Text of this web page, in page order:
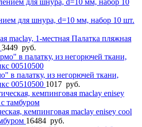
для шнура, d=10 мм, набор 10 шт.
Палатка пляжная
3449 руб.
в палатку, из негорючей ткани,
00510500 1017 руб.
кемпинговая maclay enisey cool
16484 руб.